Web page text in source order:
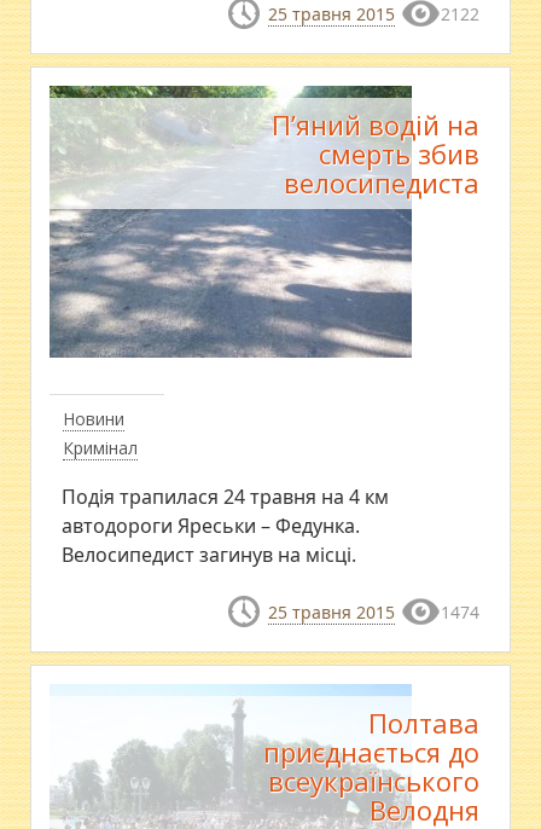
25 травня 2015 2122
Новини
Кримінал
П’яний водій на
смерть збив
велосипедиста
Подія трапилася 24 травня на 4 км
автодороги Яреськи – Федунка.
Велосипедист загинув на місці.
25 травня 2015 1474
Полтава
приєднається до
всеукраїнського
Велодня